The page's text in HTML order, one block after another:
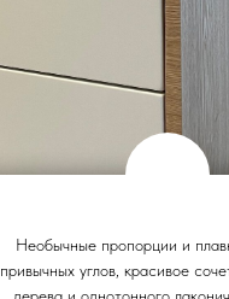
Необычные пропорции и
привычных углов, красивое